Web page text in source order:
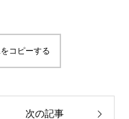
コピーする
次の記事